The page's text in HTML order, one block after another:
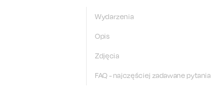
Wydarzenia
Opis
Zdjęcia
FAQ - najczęściej zadawane pytania